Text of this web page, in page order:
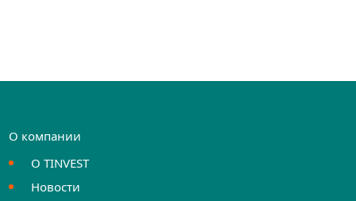
О компании
О TINVEST
Новости